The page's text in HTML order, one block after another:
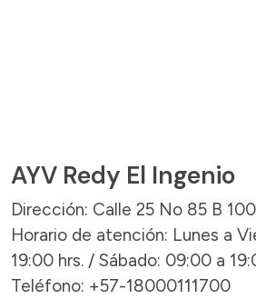
AYV Redy El Ingenio
Dirección: Calle 25 No 85 B
Horario de atención: Lunes a
19:00 hrs. / Sábado: 09:00 a
Teléfono: +57-18000111700